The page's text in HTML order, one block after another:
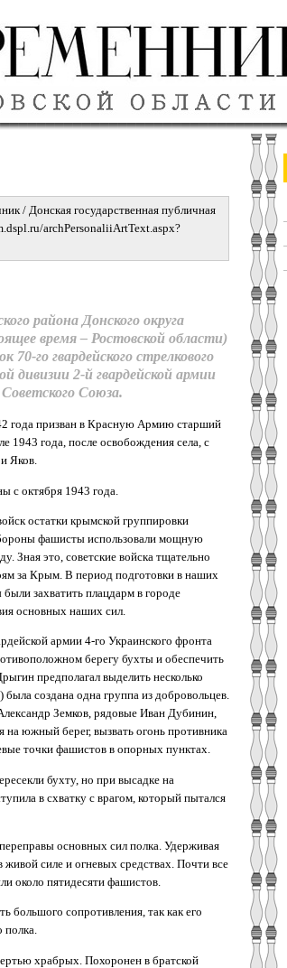
/ Донская государственная публичная
archPersonaliiArtText.aspx?
района Донского округа
время – Ростовской области)
70-го гвардейского стрелкового
дивизии 2-й гвардейской армии
Союза.
года призван в Красную Армию старший
1943 года, после освобождения села, с
Яков.
с октября 1943 года.
остатки крымской группировки
фашисты использовали мощную
Зная это, советские войска тщательно
за Крым. В период подготовки в наших
захватить плацдарм в городе
основных наших сил.
армии 4-го Украинского фронта
берегу бухты и обеспечить
предполагал выделить несколько
создана одна группа из добровольцев.
Земков, рядовые Иван Дубинин,
южный берег, вызвать огонь противника
точки фашистов в опорных пунктах.
бухту, но при высадке на
в схватку с врагом, который пытался
основных сил полка. Удерживая
силе и огневых средствах. Почти все
около пятидесяти фашистов.
большого сопротивления, так как его
полка.
храбрых. Похоронен в братской